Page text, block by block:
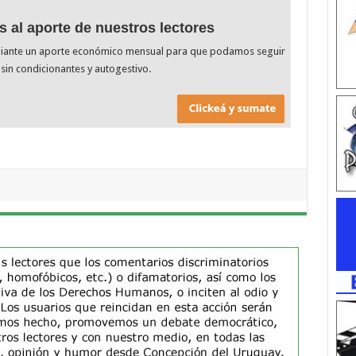
al aporte de nuestros lectores
un aporte económico mensual para que podamos seguir
condicionantes y autogestivo.